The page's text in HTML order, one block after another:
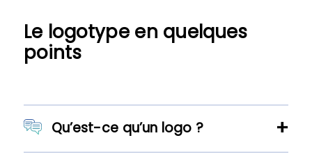
Le logotype en quelques
points
Qu’est-ce qu’un logo ?